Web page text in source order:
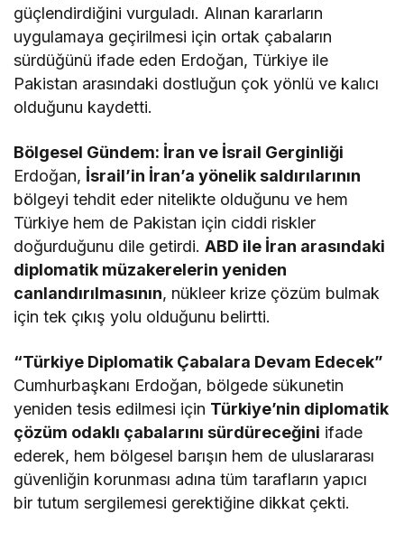
güçlendirdiğini vurguladı. Alınan kararların
uygulamaya geçirilmesi için ortak çabaların
sürdüğünü ifade eden Erdoğan, Türkiye ile
Pakistan arasındaki dostluğun çok yönlü ve kalıcı
olduğunu kaydetti.
Bölgesel Gündem: İran ve İsrail Gerginliği
Erdoğan, İsrail’in İran’a yönelik saldırılarının
bölgeyi tehdit eder nitelikte olduğunu ve hem
Türkiye hem de Pakistan için ciddi riskler
doğurduğunu dile getirdi.ABD ile İran arasındaki
diplomatik müzakerelerin yeniden
canlandırılmasının, nükleer krize çözüm bulmak
için tek çıkış yolu olduğunu belirtti.
“Türkiye Diplomatik Çabalara Devam Edecek”
Cumhurbaşkanı Erdoğan, bölgede sükunetin
yeniden tesis edilmesi için Türkiye’nin diplomatik
çözüm odaklı çabalarını sürdüreceğini ifade
ederek, hem bölgesel barışın hem de uluslararası
güvenliğin korunması adına tüm tarafların yapıcı
bir tutum sergilemesi gerektiğine dikkat çekti.